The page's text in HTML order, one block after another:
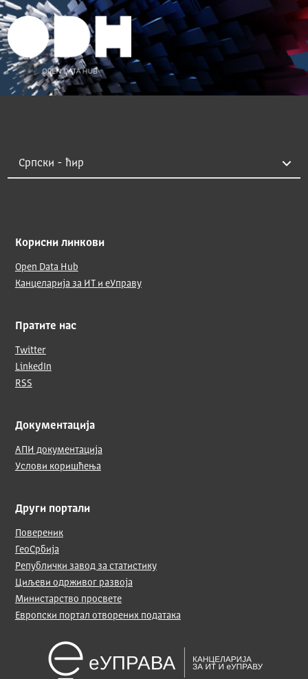
Корисни линкови
Open Data Hub
Канцеларија за ИТ и еУправу
Пратите нас
Twitter
LinkedIn
RSS
Документација
АПИ документација
Услови коришћења
Други портали
Повереник
ГеоСрбија
Републички завод за статистику
Циљеви одрживог развоја
Министарство просвете
Европски портал отворених података